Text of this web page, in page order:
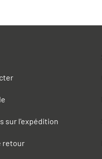
sur l'expédition
retour